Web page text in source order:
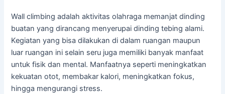
Wall climbing adalah aktivitas olahraga memanjat dinding
buatan yang dirancang menyerupai dinding tebing alami.
Kegiatan yang bisa dilakukan di dalam ruangan maupun
luar ruangan ini selain seru juga memiliki banyak manfaat
untuk fisik dan mental. Manfaatnya seperti meningkatkan
kekuatan otot, membakar kalori, meningkatkan fokus,
hingga mengurangi stress.